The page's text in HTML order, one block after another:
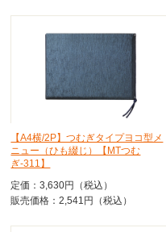
【A4横/2P】つむぎタイプヨコ型メ
ニュー（ひも綴じ）【MTつむ
ぎ-311】
定価：3,630円（税込）
販売価格：2,541円（税込）